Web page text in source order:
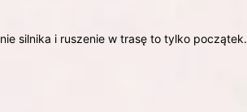
silnika i ruszenie w trasę to tylko początek.